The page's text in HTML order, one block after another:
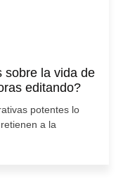
sobre la vida de
editando?
potentes lo
a la